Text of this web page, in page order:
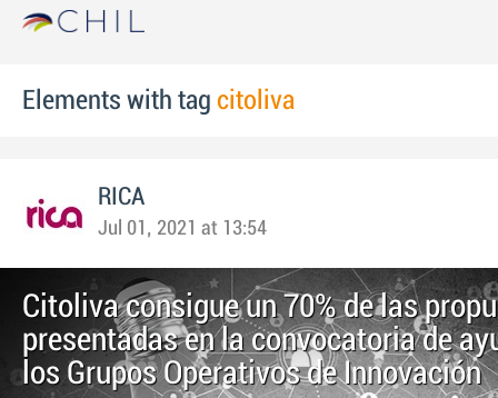
Elements with tag citoliva
RICA
Jul 01, 2021 at 13:54
Citoliva consigue un 70% de las
presentadas en la convocatoria de
los Grupos Operativos de Innovación